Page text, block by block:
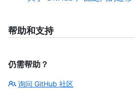
帮助和支持
仍需帮助？
询问 GitHub 社区